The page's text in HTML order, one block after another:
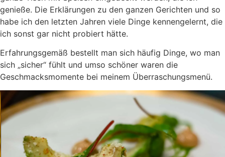
genieße. Die Erklärungen zu den ganzen Gerichten und so
habe ich den letzten Jahren viele Dinge kennengelernt, die
ich sonst gar nicht probiert hätte.
Erfahrungsgemäß bestellt man sich häufig Dinge, wo man
sich „sicher“ fühlt und umso schöner waren die
Geschmacksmomente bei meinem Überraschungsmenü.